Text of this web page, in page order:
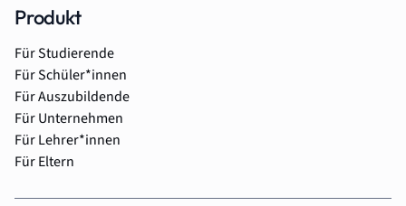
Produkt
Für Studierende
Für Schüler*innen
Für Auszubildende
Für Unternehmen
Für Lehrer*innen
Für Eltern